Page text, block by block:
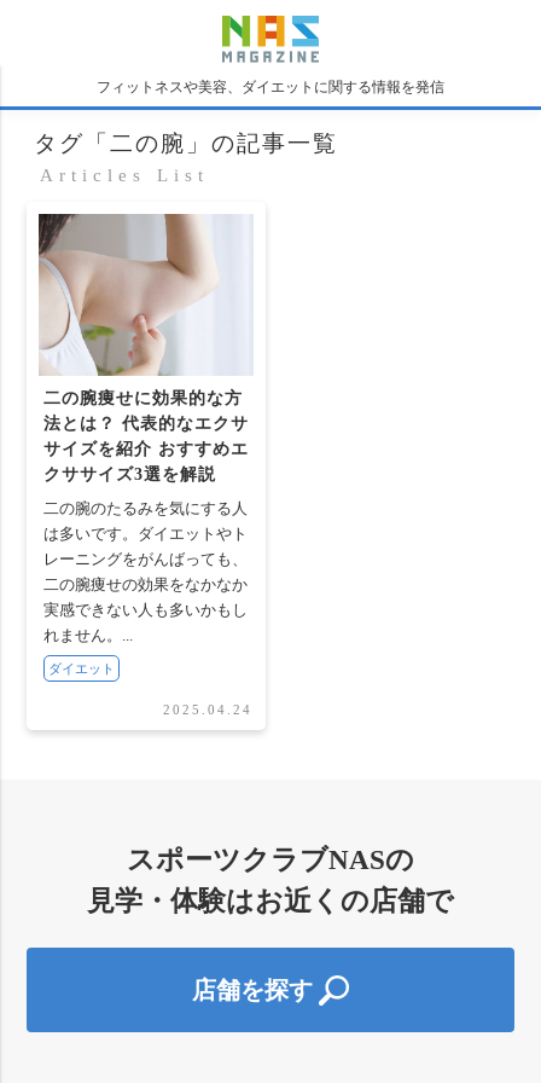
フィットネスや美容、ダイエットに関する情報を発信
タグ「二の腕」の記事一覧
Articles List
二の腕痩せに効果的な方
法とは？ 代表的なエクサ
サイズを紹介 おすすめエ
クササイズ3選を解説
二の腕のたるみを気にする人
は多いです。ダイエットやト
レーニングをがんばっても、
二の腕痩せの効果をなかなか
実感できない人も多いかもし
れません。...
ダイエット
2025.04.24
スポーツクラブNASの
見学・体験はお近くの店舗で
店舗を探す